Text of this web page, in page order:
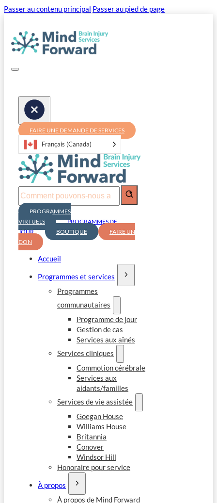
Passer au contenu principal Passer au pied de page
FAIRE UNE DEMANDE DE SERVICES
Français (Canada)
Recherche
PROGRAMMES
VIRTUELS
PROGRAMMES DE
JOUR
BOUTIQUE
FAIRE UN
DON
Accueil
Programmes et services
Programmes
communautaires
Programme de jour
Gestion de cas
Services aux aînés
Services cliniques
Commotion cérébrale
Services aux
aidants/familles
Services de vie assistée
Goegan House
Williams House
Britannia
Conover
Windsor Hill
Honoraire pour service
À propos
À propos de Mind Forward